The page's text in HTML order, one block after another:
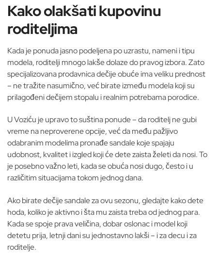
Kako olakšati kupovinu
roditeljima
Kada je ponuda jasno podeljena po uzrastu, nameni i tipu
modela, roditelji mnogo lakše dolaze do pravog izbora. Zato
specijalizovana prodavnica dečije obuće ima veliku prednost
– ne tražite nasumično, već birate između modela koji su
prilagođeni dečijem stopalu i realnim potrebama porodice.
U Voziću je upravo to suština ponude – da roditelj ne gubi
vreme na neproverene opcije, već da među pažljivo
odabranim modelima pronađe sandale koje spajaju
udobnost, kvalitet i izgled koji će dete zaista želeti da nosi. To
je posebno važno leti, kada se obuća nosi dugo, često i u
različitim situacijama tokom jednog dana.
Ako birate dečije sandale za ovu sezonu, gledajte kako dete
hoda, koliko je aktivno i šta mu zaista treba od jednog para.
Kada se spoje prava veličina, dobar oslonac i model koji
detetu prija, letnji dani su jednostavno lakši – i za decu i za
roditelje.